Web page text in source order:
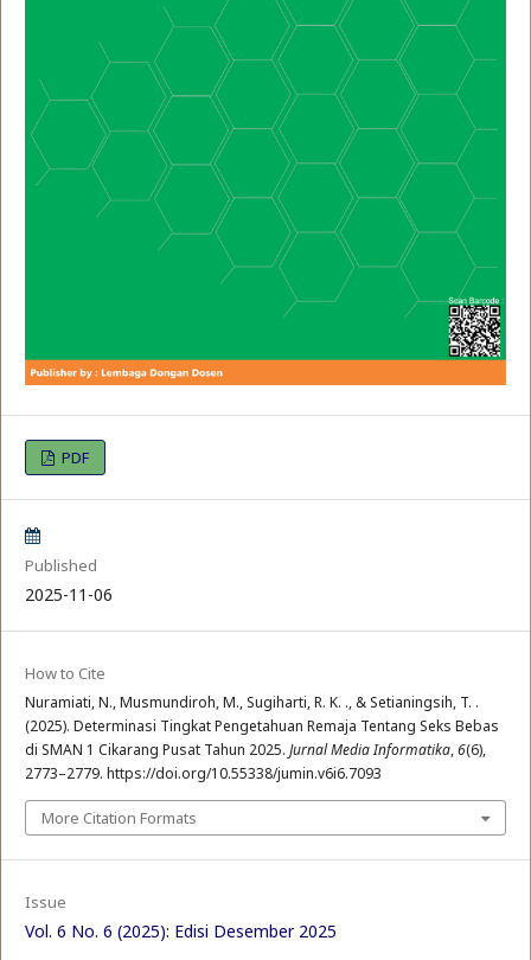
PDF
Published
2025-11-06
How to Cite
Nuramiati, N., Musmundiroh, M., Sugiharti, R. K. ., & Setianingsih, T. .
(2025). Determinasi Tingkat Pengetahuan Remaja Tentang Seks Bebas
di SMAN 1 Cikarang Pusat Tahun 2025. Jurnal Media Informatika,6(6),
2773–2779. https://doi.org/10.55338/jumin.v6i6.7093
More Citation Formats
Issue
Vol. 6 No. 6 (2025): Edisi Desember 2025